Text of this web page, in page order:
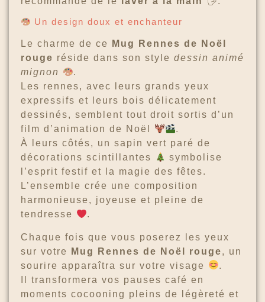
Un design doux et enchanteur
Le charme de ce
Mug Rennes de Noël
rouge réside dans son style dessin animé
mignon
.
Les rennes, avec leurs grands yeux
expressifs et leurs bois délicatement
dessinés, semblent tout droit sortis d’un
film d’animation de Noël
.
À leurs côtés, un sapin vert paré de
décorations scintillantes
symbolise
l’esprit festif et la magie des fêtes.
L’ensemble crée une composition
harmonieuse, joyeuse et pleine de
tendresse
.
Chaque fois que vous poserez les yeux
sur votre
Mug Rennes de Noël rouge, un
sourire apparaîtra sur votre visage
.
Il transformera vos pauses café en
moments cocooning pleins de légèreté et